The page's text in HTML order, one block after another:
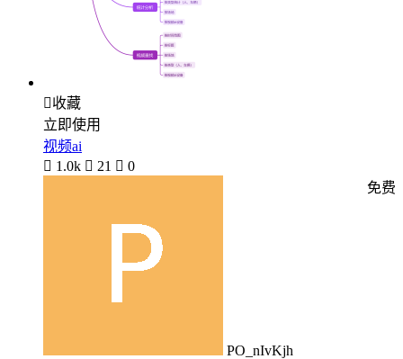
收藏
立即使用
视频ai
 1.0k  21  0
PO_nIvKjh
免费